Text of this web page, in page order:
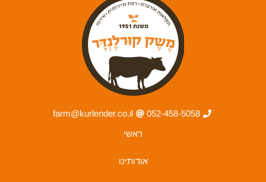
052-458-5058
farm@kurlender.co.il
ראשי
אודותינו